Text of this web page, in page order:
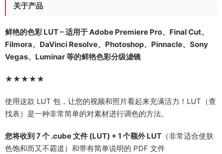
关于产品
鲜艳的色彩 LUT – 适用于 Adob​​e Premiere Pro、Final Cut、
Filmora、DaVinci Resolve、Photoshop、Pinnacle、Sony
Vegas、Luminar 等的鲜艳色彩分级滤镜
★★★★★
使用这款 LUT 包，让您的视频和照片看起来充满活力！LUT（查
找表）是一种非常简单的对素材进行调色的方法。
您将收到 7 个 .cube 文件 (LUT) + 1 个额外 LUT （非常适合使肤
色饱和而又不霸道）和带有简单说明的 PDF 文件